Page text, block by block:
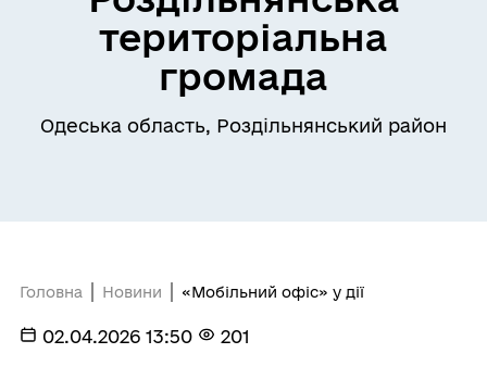
територіальна
громада
Одеська область, Роздільнянський район
Головна Новини «Мобільний офіс» у дії
02.04.2026 13:50 201